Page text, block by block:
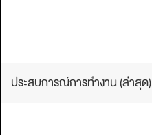
ประสบการณ์การทํางาน (ล่าสุด)